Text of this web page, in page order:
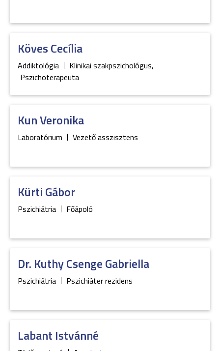
KövesCecília
Addiktológia Klinikai szakpszichológus,
Pszichoterapeuta
KunVeronika
Laboratórium Vezető asszisztens
KürtiGábor
Pszichiátria Főápoló
Dr. KuthyCsenge Gabriella
Pszichiátria Pszichiáter rezidens
Labant Istvánné